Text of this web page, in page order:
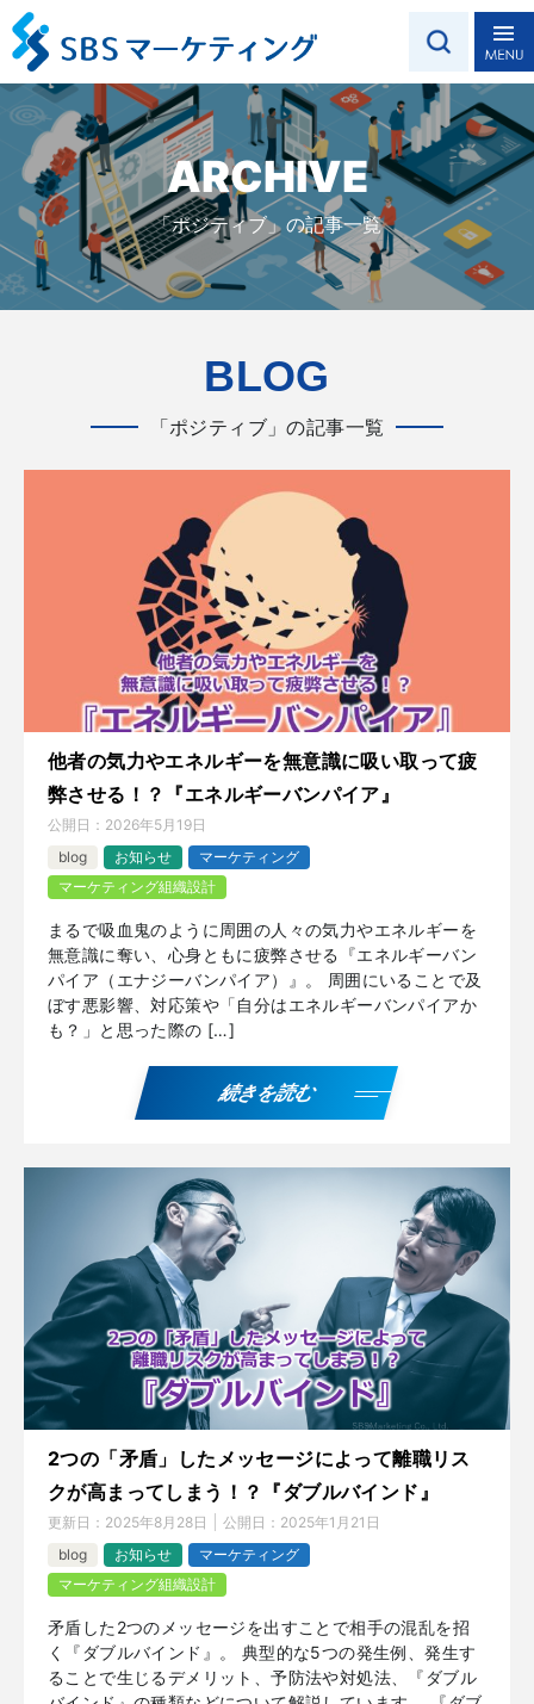
ARCHIVE
「ポジティブ」の記事一覧
BLOG
「ポジティブ」の記事一覧
他者の気力やエネルギーを無意識に吸い取って疲
弊させる！？『エネルギーバンパイア』
公開日： 2026年5月19日
blog
お知らせ
マーケティング
マーケティング組織設計
まるで吸血鬼のように周囲の人々の気力やエネルギーを
無意識に奪い、心身ともに疲弊させる『エネルギーバン
パイア（エナジーバンパイア）』。 周囲にいることで及
ぼす悪影響、対応策や「自分はエネルギーバンパイアか
も？」と思った際の […]
続きを読む
2つの「矛盾」したメッセージによって離職リス
クが高まってしまう！？『ダブルバインド』
更新日： 2025年8月28日 公開日： 2025年1月21日
blog
お知らせ
マーケティング
マーケティング組織設計
矛盾した2つのメッセージを出すことで相手の混乱を招
く『ダブルバインド』。 典型的な5つの発生例、発生す
ることで生じるデメリット、予防法や対処法、『ダブル